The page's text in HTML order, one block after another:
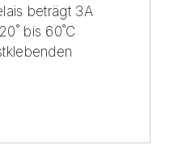
beträgt 3A
bis 60˚C